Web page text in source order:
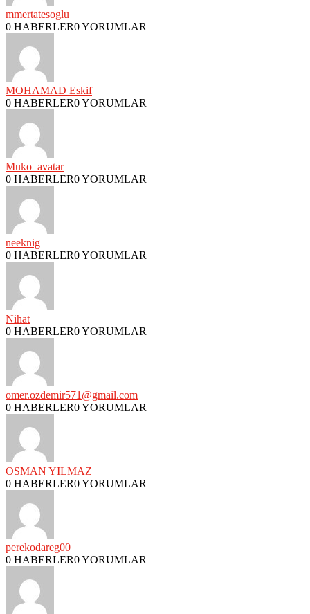
mmertatesoglu
0 HABERLER0 YORUMLAR
MOHAMAD Eskif
0 HABERLER0 YORUMLAR
Muko_avatar
0 HABERLER0 YORUMLAR
neeknig
0 HABERLER0 YORUMLAR
Nihat
0 HABERLER0 YORUMLAR
omer.ozdemir571@gmail.com
0 HABERLER0 YORUMLAR
OSMAN YILMAZ
0 HABERLER0 YORUMLAR
perekodareg00
0 HABERLER0 YORUMLAR